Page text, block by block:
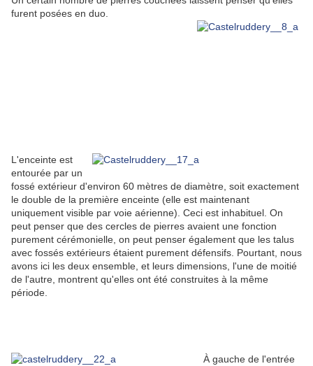
furent posées en duo.
L'enceinte est
entourée par un
fossé extérieur d'environ 60 mètres de diamètre, soit exactement
le double de la première enceinte (elle est maintenant
uniquement visible par voie aérienne). Ceci est inhabituel. On
peut penser que des cercles de pierres avaient une fonction
purement cérémonielle, on peut penser également que les talus
avec fossés extérieurs étaient purement défensifs. Pourtant, nous
avons ici les deux ensemble, et leurs dimensions, l'une de moitié
de l'autre, montrent qu'elles ont été construites à la même
période.
À gauche de l'entrée